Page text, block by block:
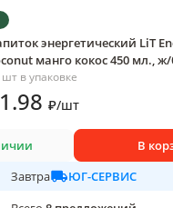
энергетический LiT
манго кокос 450 мл.,
шт в упаковке
.98 ₽/шт
В
Завтра
ЮГ-СЕРВИС